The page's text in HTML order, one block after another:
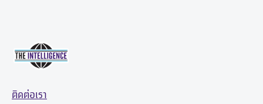
ติดต่อเรา